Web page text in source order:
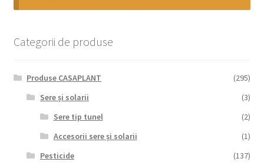
copil
Sere și solarii
Extinde
Categorii de produse
Produse CASAPLANT
(295)
Sere și solarii
(3)
Sere tip tunel
(2)
Accesorii sere și solarii
(1)
Pesticide
(137)